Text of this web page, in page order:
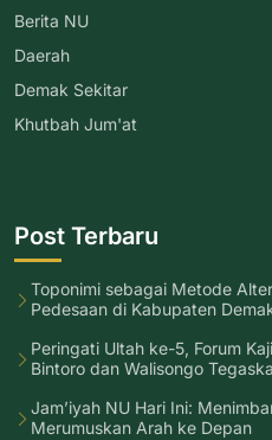
Berita NU
Daerah
Demak Sekitar
Khutbah Jum'at
Post Terbaru
Toponimi sebagai Metode
Pedesaan di Kabupaten
Peringati Ultah ke-5, Forum
Bintoro dan Walisongo
Jam’iyah NU Hari Ini:
Merumuskan Arah ke Depan